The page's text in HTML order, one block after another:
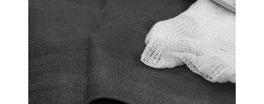
104,7 FM
Олы Әтнә
71,42 FM
Сарман